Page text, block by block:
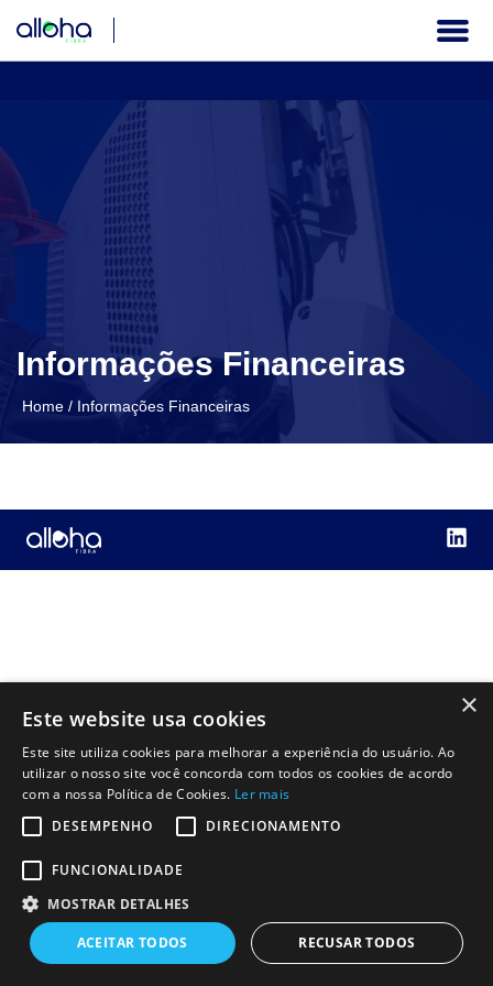
A COMPANHIA
GOVERNANÇA CORPORATIVA
INFORMAÇÕES FINANCEIRAS
SERVIÇOS AOS INVESTIDORES
Institucional
PT
Informações Financeiras
Home / Informações Financeiras
×
Este website usa cookies
Este site utiliza cookies para melhorar a experiência do usuário. Ao
utilizar o nosso site você concorda com todos os cookies de acordo
com a nossa Política de Cookies. Ler mais
DESEMPENHO
DIRECIONAMENTO
FUNCIONALIDADE
MOSTRAR DETALHES
ACEITAR TODOS RECUSAR TODOS